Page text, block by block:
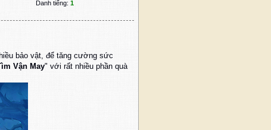
Danh tiếng: 1
bảo vật, để tăng cường sức
Vận May" với rất nhiều phần quà